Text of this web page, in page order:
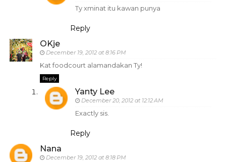
Ty xminat itu kawan punya
Reply
OKje
December 19, 2012 at 8:16 PM
Kat foodcourt alamandakan Ty!
Reply
Yanty Lee
December 20, 2012 at 12:12 AM
Exactly sis.
Reply
Nana
December 19, 2012 at 8:18 PM